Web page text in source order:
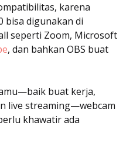
karena
bisa digunakan di
seperti Zoom, Microsoft
, dan bahkan OBS buat
buat kerja,
live streaming—webcam
khawatir ada